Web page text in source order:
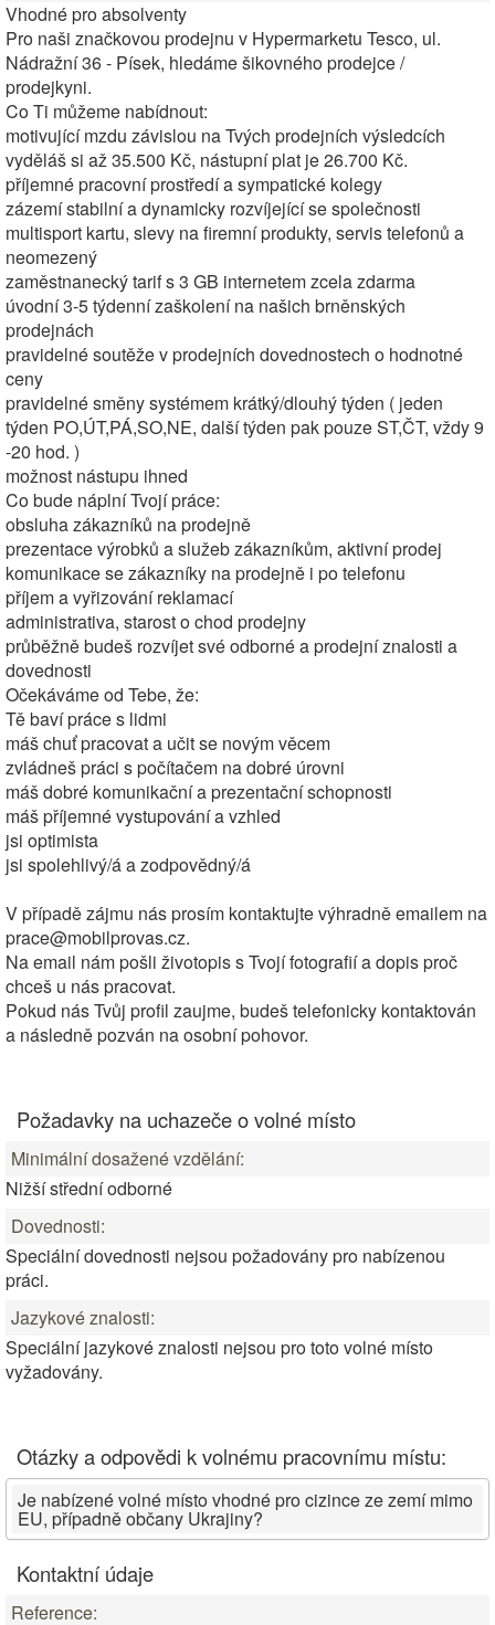
Vhodné pro absolventy
Pro naši značkovou prodejnu v Hypermarketu Tesco, ul.
Nádražní 36 - Písek, hledáme šikovného prodejce /
prodejkyni.
Co Ti můžeme nabídnout:
motivující mzdu závislou na Tvých prodejních výsledcích
vyděláš si až 35.500 Kč, nástupní plat je 26.700 Kč.
příjemné pracovní prostředí a sympatické kolegy
zázemí stabilní a dynamicky rozvíjející se společnosti
multisport kartu, slevy na firemní produkty, servis telefonů a
neomezený
zaměstnanecký tarif s 3 GB internetem zcela zdarma
úvodní 3-5 týdenní zaškolení na našich brněnských
prodejnách
pravidelné soutěže v prodejních dovednostech o hodnotné
ceny
pravidelné směny systémem krátký/dlouhý týden ( jeden
týden PO,ÚT,PÁ,SO,NE, další týden pak pouze ST,ČT, vždy 9
-20 hod. )
možnost nástupu ihned
Co bude náplní Tvojí práce:
obsluha zákazníků na prodejně
prezentace výrobků a služeb zákazníkům, aktivní prodej
komunikace se zákazníky na prodejně i po telefonu
příjem a vyřizování reklamací
administrativa, starost o chod prodejny
průběžně budeš rozvíjet své odborné a prodejní znalosti a
dovednosti
Očekáváme od Tebe, že:
Tě baví práce s lidmi
máš chuť pracovat a učit se novým věcem
zvládneš práci s počítačem na dobré úrovni
máš dobré komunikační a prezentační schopnosti
máš příjemné vystupování a vzhled
jsi optimista
jsi spolehlivý/á a zodpovědný/á
V případě zájmu nás prosím kontaktujte výhradně emailem na
prace@mobilprovas.cz.
Na email nám pošli životopis s Tvojí fotografií a dopis proč
chceš u nás pracovat.
Pokud nás Tvůj profil zaujme, budeš telefonicky kontaktován
a následně pozván na osobní pohovor.
Požadavky na uchazeče o volné místo
Minimální dosažené vzdělání:
Nižší střední odborné
Dovednosti:
Speciální dovednosti nejsou požadovány pro nabízenou
práci.
Jazykové znalosti:
Speciální jazykové znalosti nejsou pro toto volné místo
vyžadovány.
Otázky a odpovědi k volnému pracovnímu místu:
Je nabízené volné místo vhodné pro cizince ze zemí mimo
EU, případně občany Ukrajiny?
Kontaktní údaje
Reference: